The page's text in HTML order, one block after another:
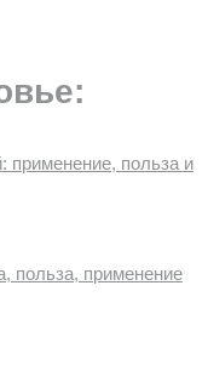
польза и
польза, применение